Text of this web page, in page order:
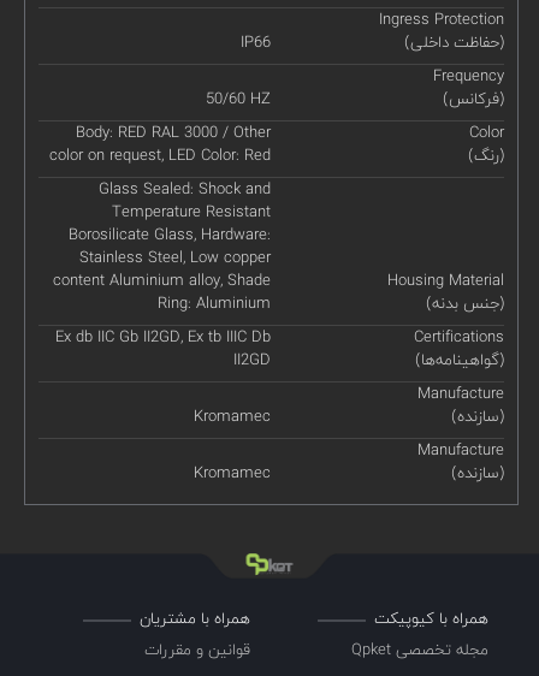
Ingress Protection
(حفاظت داخلی)
IP66
Frequency
(فرکانس)
50/60 HZ
Color
(رنگ)
Body: RED RAL 3000 / Other
color on request, LED Color: Red
Housing Material
(جنس بدنه)
Glass Sealed: Shock and
Temperature Resistant
Borosilicate Glass, Hardware:
Stainless Steel, Low copper
content Aluminium alloy, Shade
Ring: Aluminium
Certifications
(گواهینامه‌ها)
Ex db IIC Gb II2GD, Ex tb IIIC Db
II2GD
Manufacture
(سازنده)
Kromamec
Manufacture
(سازنده)
Kromamec
همراه با کیوپیکت
مجله تخصصی Qpket
همراه با مشتریان
قوانین و مقررات